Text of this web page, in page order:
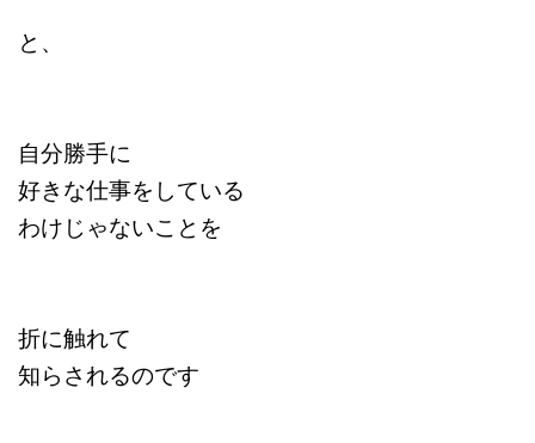
と、
自分勝手に
好きな仕事をしている
わけじゃないことを
折に触れて
知らされるのです